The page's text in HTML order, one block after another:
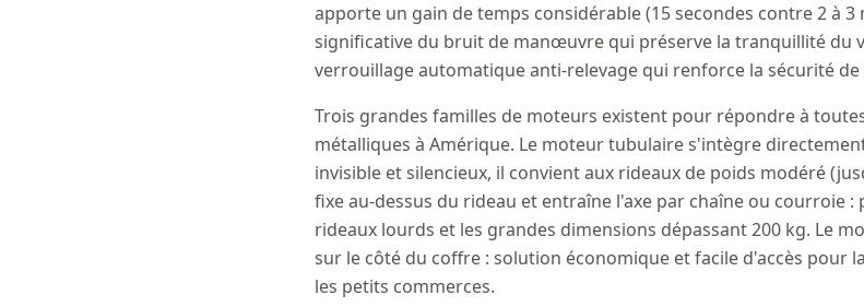
apporte un gain de temps considérable (15 secondes contre 2 à
significative du bruit de manœuvre qui préserve la tranquillité du
verrouillage automatique anti-relevage qui renforce la sécurité
Trois grandes familles de moteurs existent pour répondre à
métalliques à Amérique. Le moteur tubulaire s'intègre
invisible et silencieux, il convient aux rideaux de poids modéré
fixe au-dessus du rideau et entraîne l'axe par chaîne ou courroie
rideaux lourds et les grandes dimensions dépassant 200 kg. Le
sur le côté du coffre : solution économique et facile d'accès pour
les petits commerces.